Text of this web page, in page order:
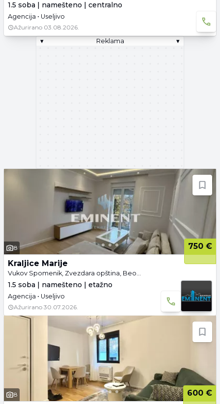
1.5 soba | namešteno | centralno
Agencija • Useljivo
Ažurirano 03.08.2026.
▾
Reklama ▾
8
750 €
Kraljice Marije
Vukov Spomenik, Zvezdara opština, Beograd
1.5 soba | namešteno | etažno
Agencija • Useljivo
Ažurirano 30.07.2026.
8
600 €